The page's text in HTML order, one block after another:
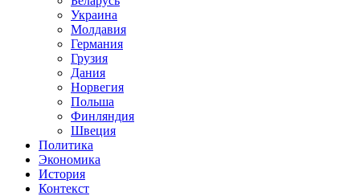
Украина
Молдавия
Германия
Грузия
Дания
Норвегия
Польша
Финляндия
Швеция
Политика
Экономика
История
Контекст